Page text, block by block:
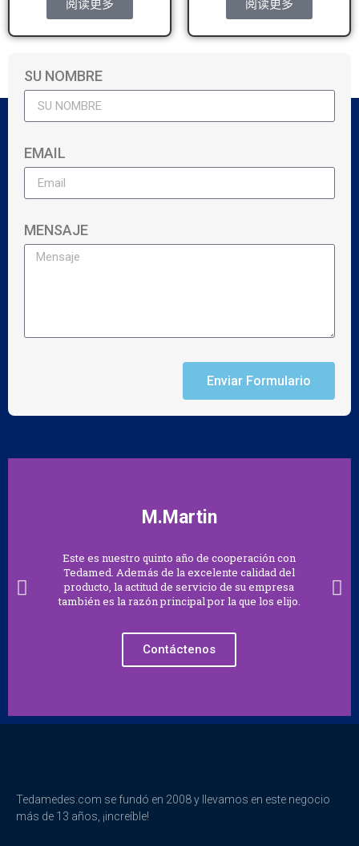
阅读更多 阅读更多
SU NOMBRE
EMAIL
MENSAJE
Enviar Formulario
M.Martin
Este es nuestro quinto año de cooperación con
Tedamed. Además de la excelente calidad del
producto, la actitud de servicio de su empresa
también es la razón principal por la que los elijo.
Contáctenos
Tedamedes.com se fundó en 2008 y llevamos en este negocio
más de 13 años, ¡increíble!